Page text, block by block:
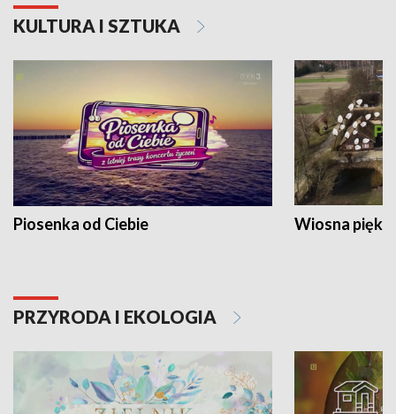
KULTURA I SZTUKA
Piosenka od Ciebie Wiosna
PRZYRODA I EKOLOGIA